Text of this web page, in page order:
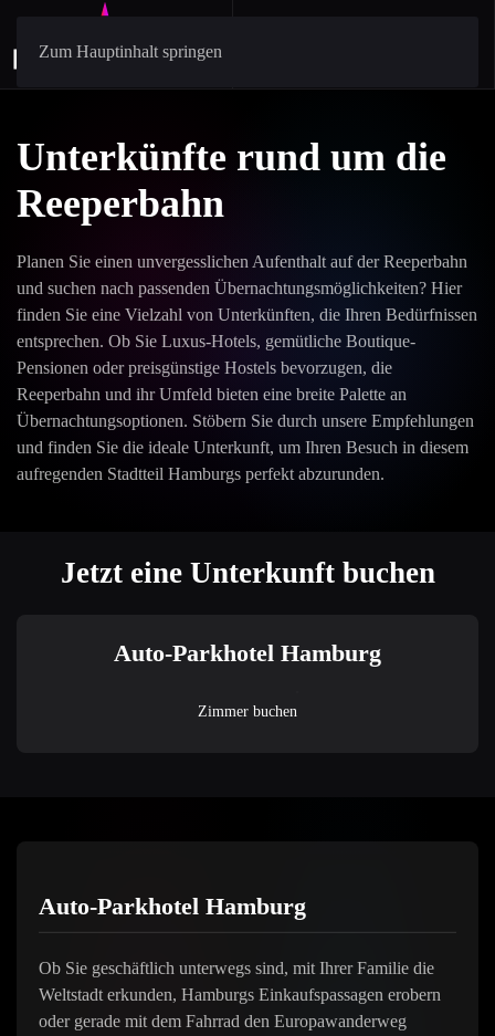
Zum Hauptinhalt springen
Unterkünfte rund um die
Reeperbahn
Planen Sie einen unvergesslichen Aufenthalt auf der Reeperbahn
und suchen nach passenden Übernachtungsmöglichkeiten? Hier
finden Sie eine Vielzahl von Unterkünften, die Ihren Bedürfnissen
entsprechen. Ob Sie Luxus-Hotels, gemütliche Boutique-
Pensionen oder preisgünstige Hostels bevorzugen, die
Reeperbahn und ihr Umfeld bieten eine breite Palette an
Übernachtungsoptionen. Stöbern Sie durch unsere Empfehlungen
und finden Sie die ideale Unterkunft, um Ihren Besuch in diesem
aufregenden Stadtteil Hamburgs perfekt abzurunden.
Jetzt eine Unterkunft buchen
Auto-Parkhotel Hamburg
Zimmer buchen
Auto-Parkhotel Hamburg
Ob Sie geschäftlich unterwegs sind, mit Ihrer Familie die
Weltstadt erkunden, Hamburgs Einkaufspassagen erobern
oder gerade mit dem Fahrrad den Europawanderweg